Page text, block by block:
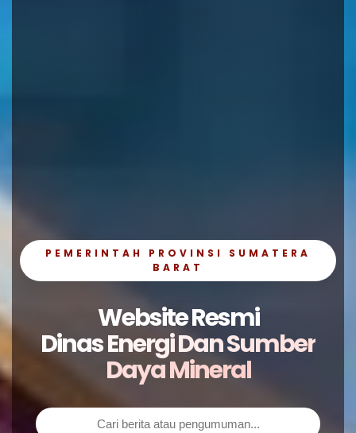
PEMERINTAH PROVINSI SUMATERA
BARAT
Website Resmi
Dinas Energi Dan Sumber
Daya Mineral